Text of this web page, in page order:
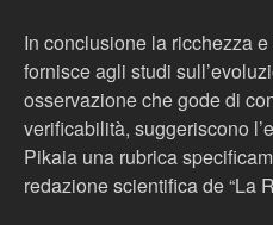
In conclusione la ricchezza
fornisce agli studi
osservazione che gode di
verificabilità, suggeriscono
Pikaia una rubrica
redazione scientifica de “La